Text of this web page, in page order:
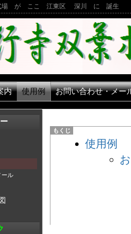
が ここ 江東区 深川 に 誕生
内 使用例 お問い合わせ・メー
使用例
ール